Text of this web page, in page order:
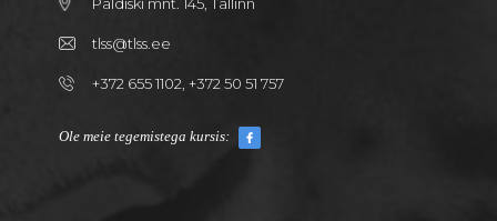
tlss@tlss.ee
+372 655 1102, +372 50 51 757
Ole meie tegemistega kursis: